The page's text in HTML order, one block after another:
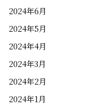
2024年6月
2024年5月
2024年4月
2024年3月
2024年2月
2024年1月